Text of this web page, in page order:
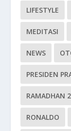
LIFESTYLE
MEDITASI
NEWS
PRESIDEN
RAMADHAN
RONALDO